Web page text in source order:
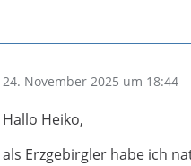
24. November 2025 um 18:44
Hallo Heiko,
als Erzgebirgler habe ich